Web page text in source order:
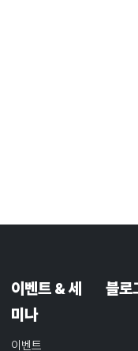
이벤트 & 세
미나
이벤트
블로